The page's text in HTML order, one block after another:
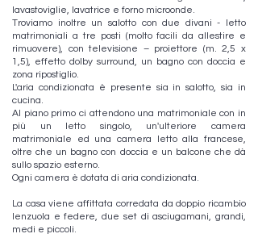
lavastoviglie, lavatrice e forno microonde.
Troviamo inoltre un salotto con due divani - letto
matrimoniali a tre posti (molto facili da allestire e
rimuovere), con televisione – proiettore (m. 2,5 x
1,5), effetto dolby surround, un bagno con doccia e
zona ripostiglio.
L'aria condizionata è presente sia in salotto, sia in
cucina.
Al piano primo ci attendono una matrimoniale con in
più un letto singolo, un'ulteriore camera
matrimoniale ed una camera letto alla francese,
oltre che un bagno con doccia e un balcone che dà
sullo spazio esterno.
Ogni camera è dotata di aria condizionata.
La casa viene affittata corredata da doppio ricambio
lenzuola e federe, due set di asciugamani, grandi,
medi e piccoli.